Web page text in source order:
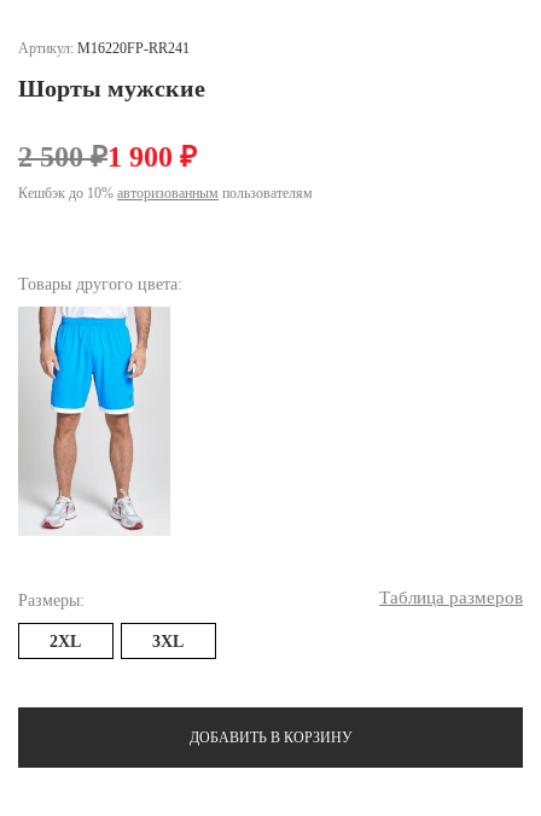
Артикул: M16220FP-RR241
Шорты мужские
2 500 ₽1 900 ₽
Кешбэк до 10% авторизованным пользователям
Товары другого цвета:
Размеры: Таблица размеров
2XL 3XL
ДОБАВИТЬ В КОРЗИНУ